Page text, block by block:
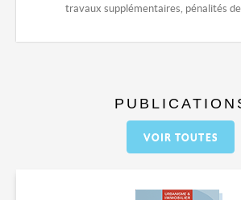
travaux supplémentaires, pénalités
VOIR TOUTES